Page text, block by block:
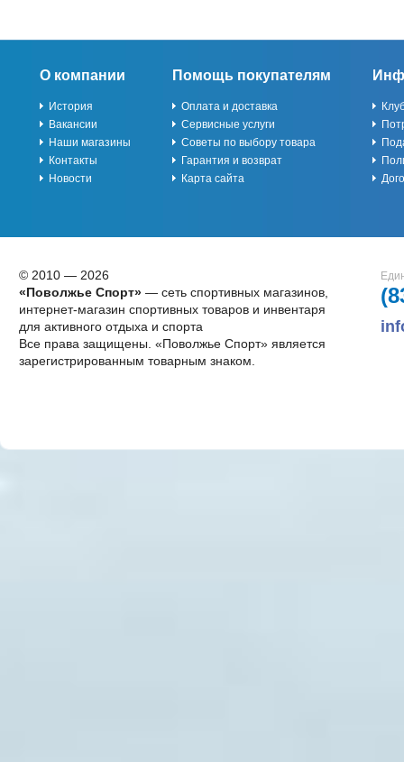
О компании
История
Вакансии
Наши магазины
Контакты
Новости
Помощь покупателям
Оплата и доставка
Сервисные услуги
Советы по выбору товара
Гарантия и возврат
Карта сайта
© 2010 — 2026
«Поволжье Спорт»— сеть спортивных магазинов,
интернет-магазин спортивных товаров и инвентаря
для активного отдыха и спорта
Все права защищены. «Поволжье Спорт» является
зарегистрированным товарным знаком.